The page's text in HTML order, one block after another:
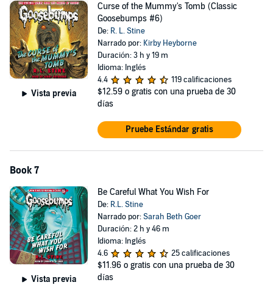
Vista previa
Curse of the Mummy's Tomb (Classic
Goosebumps #6)
De: R. L. Stine
Narrado por: Kirby Heyborne
Duración: 3 h y 19 m
Idioma: Inglés
4.4
119 calificaciones
$12.59 o gratis con una prueba de 30
días
Pruebe Estándar gratis
Book 7
Vista previa
Be Careful What You Wish For
De: R.L. Stine
Narrado por:Sarah Beth Goer
Duración: 2 h y 46 m
Idioma: Inglés
4.6
25 calificaciones
$11.96 o gratis con una prueba de 30
días